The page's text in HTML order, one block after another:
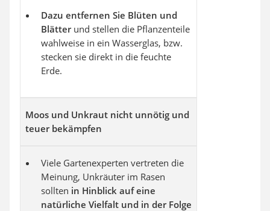
Dazu entfernen Sie Blüten und
Blätterund stellen die Pflanzenteile
wahlweise in ein Wasserglas, bzw.
stecken sie direkt in die feuchte
Erde.
Moos und Unkraut nicht unnötig und
teuer bekämpfen
Viele Gartenexperten vertreten die
Meinung, Unkräuter im Rasen
sollten in Hinblick auf eine
natürliche Vielfalt und in der Folge